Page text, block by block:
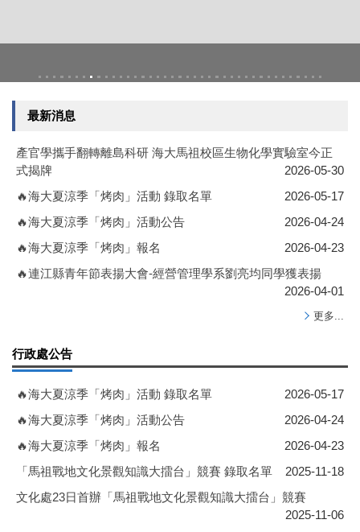
最新消息
產官學攜手翻轉離島科研 海大馬祖校區生物化學實驗室今正
式揭牌
2026-05-30
🔥海大夏涼季「烤肉」活動 錄取名單
2026-05-17
🔥海大夏涼季「烤肉」活動公告
2026-04-24
🔥海大夏涼季「烤肉」報名
2026-04-23
🔥連江縣青年節表揚大會-經營管理學系劉亮均同學獲表揚
2026-04-01
更多...
行政處公告
🔥海大夏涼季「烤肉」活動 錄取名單
2026-05-17
🔥海大夏涼季「烤肉」活動公告
2026-04-24
🔥海大夏涼季「烤肉」報名
2026-04-23
「馬祖戰地文化景觀知識大擂台」競賽 錄取名單
2025-11-18
文化處23日首辦「馬祖戰地文化景觀知識大擂台」競賽
2025-11-06